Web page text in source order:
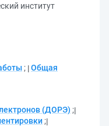
институт
; Общая
(ДОРЭ) ;
;